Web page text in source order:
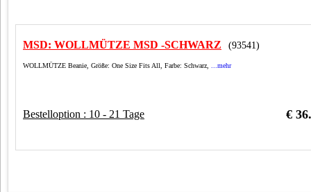
T-
MSD: WOLLMÜTZE MSD -SCHWARZ (93541)
WOLLMÜTZE Beanie, Größe: One Size Fits All, Farbe: Schwarz, ...mehr
Bestelloption : 10 - 21 Tage €